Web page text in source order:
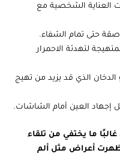
العناية الشخصية مع
حتى تمام الشفاء.
لتهدئة الاحمرار
الذي قد يزيد من تهيج
إجهاد العين أمام الشاشات.
ما يختفي من تلقاء
ظهرت أعراض مثل ألم